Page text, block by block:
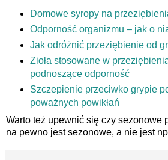
Domowe syropy na
Odporność organizmu – jak o
Jak odróżnić przeziębienie od
Zioła stosowane w
podnoszące odporność
Szczepienie przeciwko grypie
poważnych powikłań
Warto też upewnić się czy sezonowe
na pewno jest sezonowe, a nie jest